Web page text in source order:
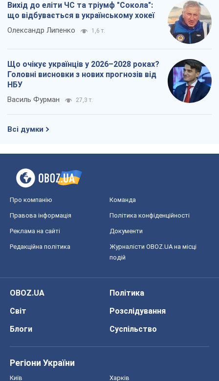
Вихід до еліти ЧС та тріумф "Сокола":
що відбувається в українському хокеї
Олександр Липенко 1,6 т.
Що очікує українців у 2026–2028 роках?
Головні висновки з нових прогнозів від
НБУ
Василь Фурман 27,3 т.
Всі думки
Про компанію Команда
Правова інформація Політика конфіденційності
Реклама на сайті Документи
Редакційна політика
Журналісти OBOZ.UA на місці
подій
OBOZ.UA
Політика
Світ
Розслідування
Блоги
Суспільство
Регіони України
Київ Харків